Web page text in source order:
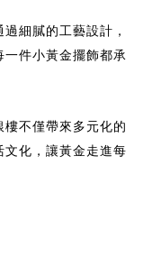
細膩的工藝設計，
件小黃金擺飾都承
不僅帶來多元化的
化，讓黃金走進每